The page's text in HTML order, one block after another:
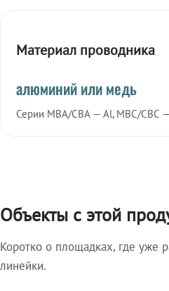
Материал проводника
алюминий или медь
Серии МВА/СВА — Al, МВС/СВС —
Объекты с этой
Коротко о площадках, где уже
линейки.